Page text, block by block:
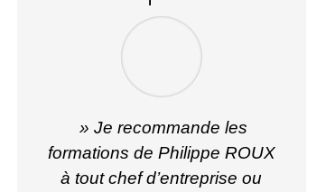
» Je recommande les
formations de Philippe ROUX
à tout chef d’entreprise ou